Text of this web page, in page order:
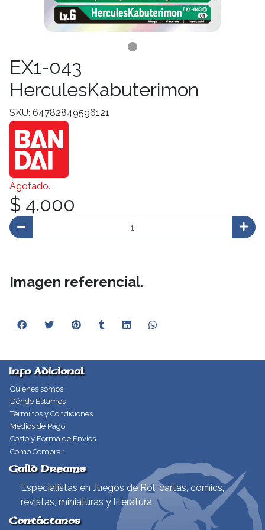
EX1-043
HerculesKabuterimon
SKU: 64782849596121
Agotado.
$ 4.000
Imagen referencial.
Info Adicional
Quiénes somos
Dónde Estamos
Términos y Condiciones
Medios de Pago
Costo y Forma de Envíos
Como Comprar
Guild Dreams
Especialistas en Juegos de Rol, cartas, comics,
revistas, miniaturas y literatura.
Contáctanos